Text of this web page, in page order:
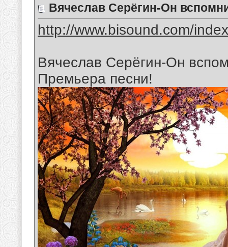
Вячеслав Серёгин-Он
http://www.bisound.com/
Вячеслав Серёгин-Он
Премьера песни!